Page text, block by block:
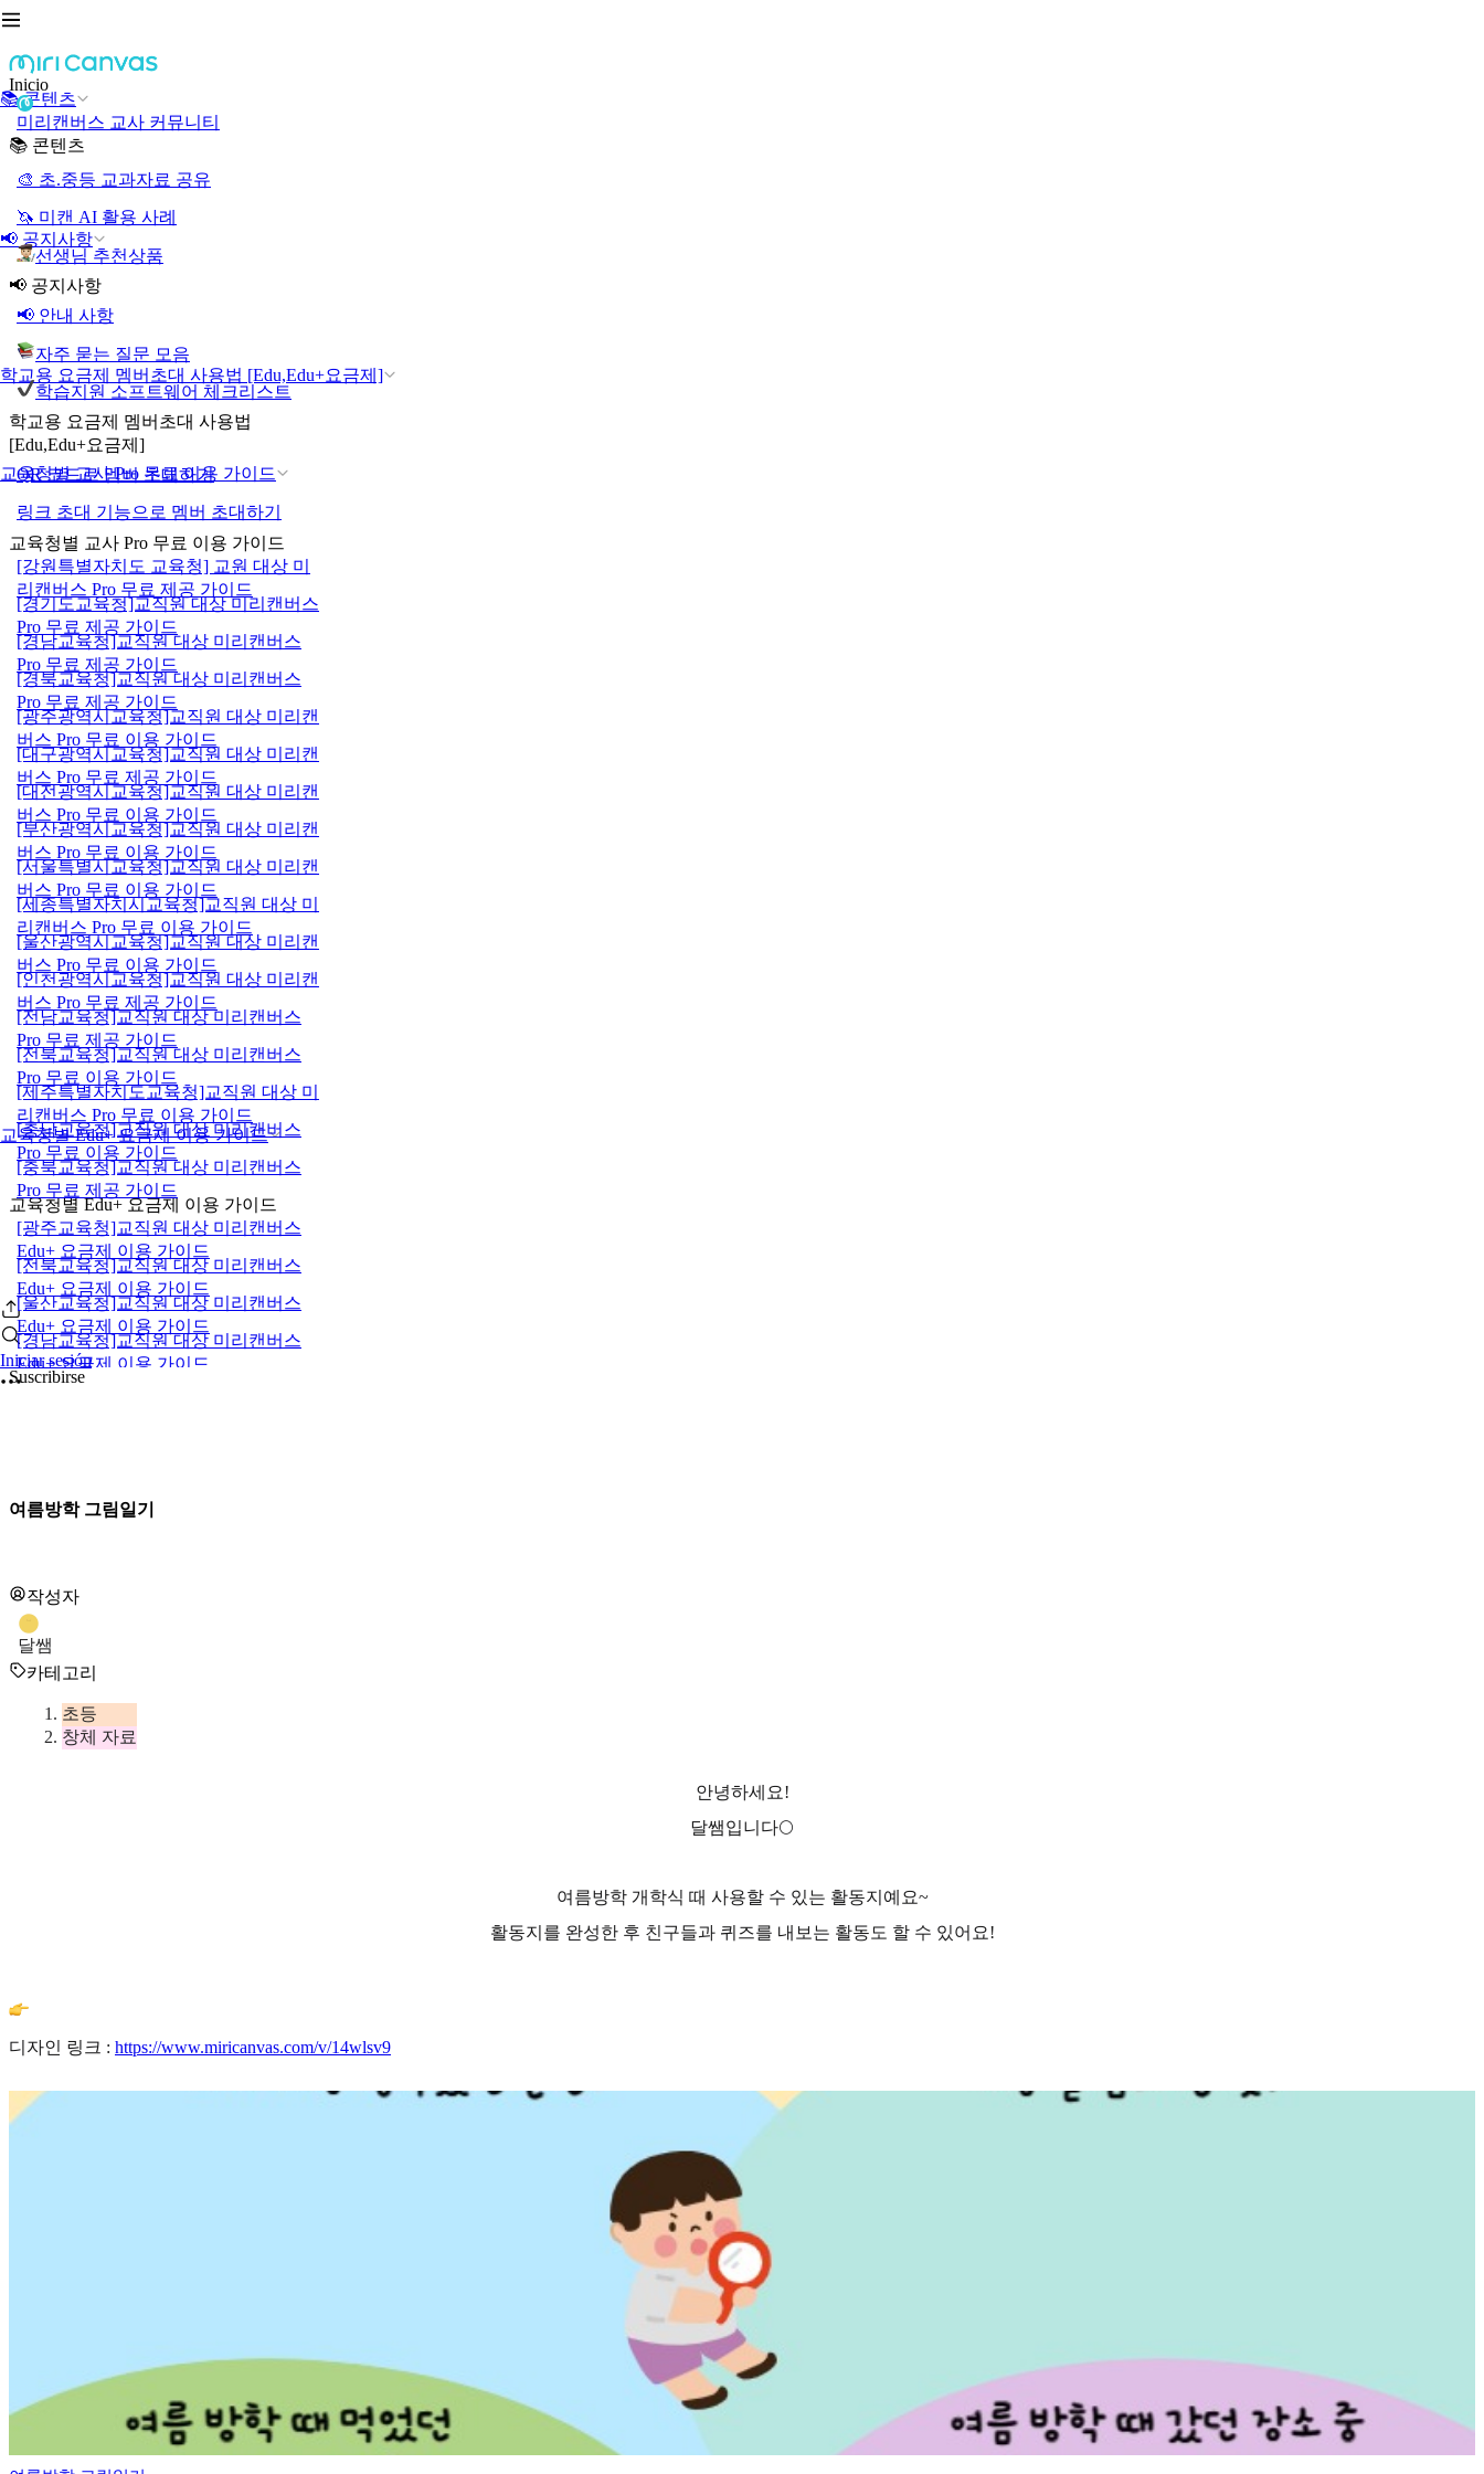
📚 콘텐츠
📢 공지사항
학교용 요금제 멤버초대 사용법 [Edu,Edu+요금제]
교육청별 교사 Pro 무료 이용 가이드
교육청별 Edu+ 요금제 이용 가이드
Iniciar sesión
Inicio
미리캔버스 교사 커뮤니티
📚 콘텐츠
🎨 초.중등 교과자료 공유
🦄 미캔 AI 활용 사례
선생님 추천상품
📢 공지사항
📢 안내 사항
자주 묻는 질문 모음
학습지원 소프트웨어 체크리스트
학교용 요금제 멤버초대 사용법
[Edu,Edu+요금제]
QR 코드로 멤버 초대하기
링크 초대 기능으로 멤버 초대하기
교육청별 교사 Pro 무료 이용 가이드
[강원특별자치도 교육청] 교원 대상 미
리캔버스 Pro 무료 제공 가이드
[경기도교육청]교직원 대상 미리캔버스
Pro 무료 제공 가이드
[경남교육청]교직원 대상 미리캔버스
Pro 무료 제공 가이드
[경북교육청]교직원 대상 미리캔버스
Pro 무료 제공 가이드
[광주광역시교육청]교직원 대상 미리캔
버스 Pro 무료 이용 가이드
[대구광역시교육청]교직원 대상 미리캔
버스 Pro 무료 제공 가이드
[대전광역시교육청]교직원 대상 미리캔
버스 Pro 무료 이용 가이드
[부산광역시교육청]교직원 대상 미리캔
버스 Pro 무료 이용 가이드
[서울특별시교육청]교직원 대상 미리캔
버스 Pro 무료 이용 가이드
[세종특별자치시교육청]교직원 대상 미
리캔버스 Pro 무료 이용 가이드
[울산광역시교육청]교직원 대상 미리캔
버스 Pro 무료 이용 가이드
[인천광역시교육청]교직원 대상 미리캔
버스 Pro 무료 제공 가이드
[전남교육청]교직원 대상 미리캔버스
Pro 무료 제공 가이드
[전북교육청]교직원 대상 미리캔버스
Pro 무료 이용 가이드
[제주특별자치도교육청]교직원 대상 미
리캔버스 Pro 무료 이용 가이드
[충남교육청]교직원 대상 미리캔버스
Pro 무료 이용 가이드
[충북교육청]교직원 대상 미리캔버스
Pro 무료 제공 가이드
교육청별 Edu+ 요금제 이용 가이드
[광주교육청]교직원 대상 미리캔버스
Edu+ 요금제 이용 가이드
[전북교육청]교직원 대상 미리캔버스
Edu+ 요금제 이용 가이드
[울산교육청]교직원 대상 미리캔버스
Edu+ 요금제 이용 가이드
[경남교육청]교직원 대상 미리캔버스
Edu+ 요금제 이용 가이드
Suscribirse
여름방학 그림일기
작성자
달쌤
카테고리
초등
창체 자료
안녕하세요!
달쌤입니다🌕
여름방학 개학식 때 사용할 수 있는 활동지예요~
활동지를 완성한 후 친구들과 퀴즈를 내보는 활동도 할 수 있어요!
디자인 링크 : https://www.miricanvas.com/v/14wlsv9